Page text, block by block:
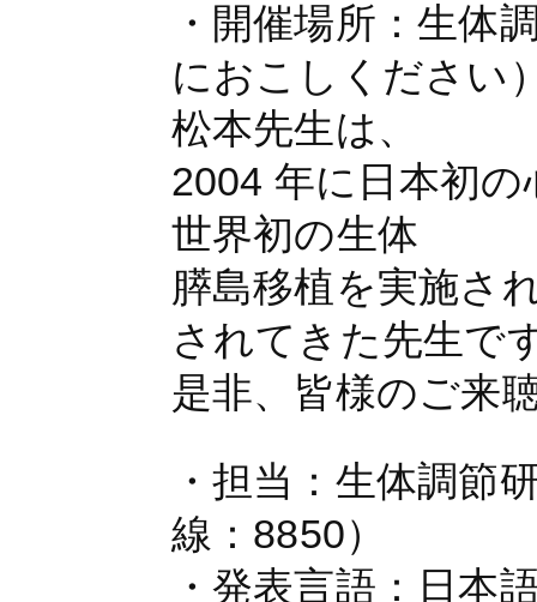
・開催場所：⽣体
におこしください
松本先生は、
2004 年に日本初
世界初の生体
膵島移植を実施さ
されてきた先生で
是非、皆様のご来
・担当：生体調
線：8850）
・発表言語：日本